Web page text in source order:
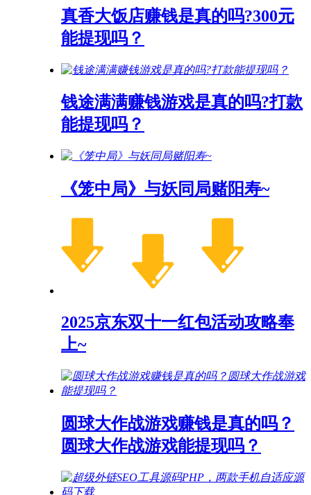
真香大饭店赚钱是真的吗?300元
能提现吗？
钱途满满赚钱游戏是真的吗?打款
能提现吗？
《笼中局》与妖同局赌阳寿~
2025京东双十一红包活动攻略奉
上~
圆球大作战游戏赚钱是真的吗？
圆球大作战游戏能提现吗？